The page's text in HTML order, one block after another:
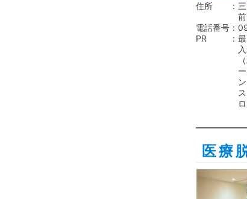
住所
電話番号
PR
医療